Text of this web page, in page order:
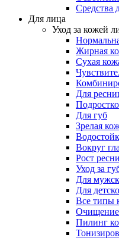
Средства
Для лица
Уход за кожей
Жирная
Сухая
Для
Для губ
Зрелая
Вокруг
Рост
Уход за
Для
Для
Все типы
Пилинг